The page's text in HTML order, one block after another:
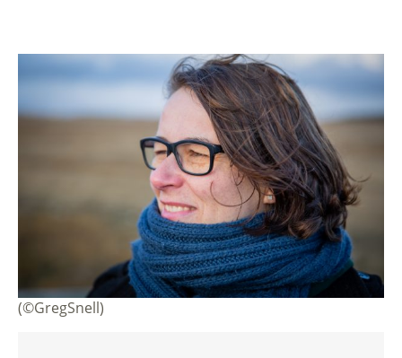
(©GregSnell)